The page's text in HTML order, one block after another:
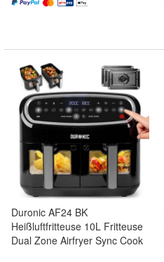
Duronic AF24 BK
Heißluftfritteuse 10L Fritteuse
Dual Zone Airfryer Sync Cook